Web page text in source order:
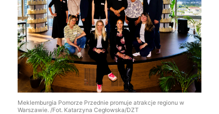
Wyszukiwanie
Meklemburgia Pomorze Przednie promuje atrakcje regionu w
Warszawie. /Fot. Katarzyna Cegłowska/DZT